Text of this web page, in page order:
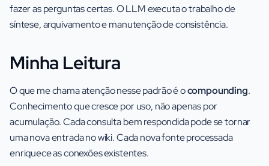
fazer as perguntas certas. O LLM executa o trabalho de
síntese, arquivamento e manutenção de consistência.
Minha Leitura
O que me chama atenção nesse padrão é ocompounding.
Conhecimento que cresce por uso, não apenas por
acumulação. Cada consulta bem respondida pode se tornar
uma nova entrada no wiki. Cada nova fonte processada
enriquece as conexões existentes.